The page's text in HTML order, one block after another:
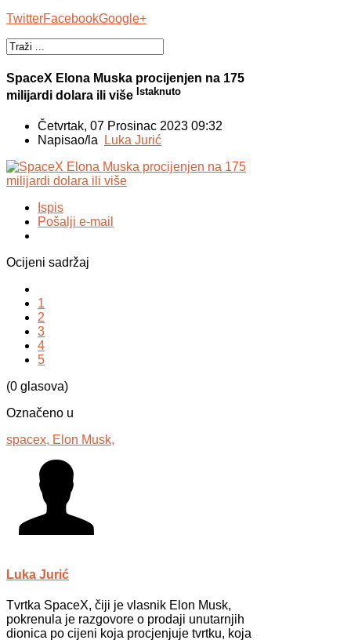
TwitterFacebookGoogle+
SpaceX Elona Muska procijenjen na 175
milijardi dolara ili više Istaknuto
Četvrtak, 07 Prosinac 2023 09:32
Napisao/la Luka Jurić
Ispis
Pošalji e-mail
Ocijeni sadržaj
1
2
3
4
5
(0 glasova)
Označeno u
spacex, Elon Musk,
Luka Jurić
Tvrtka SpaceX, čiji je vlasnik Elon Musk,
pokrenula je razgovore o prodaji unutarnjih
dionica po cijeni koja procjenjuje tvrtku, koja